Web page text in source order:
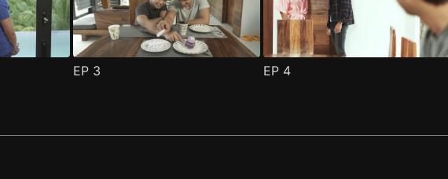
EP 3 EP 4